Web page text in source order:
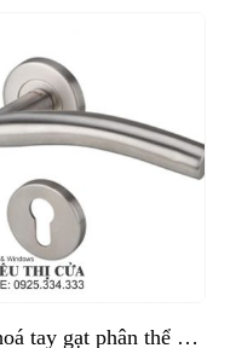
Khoá tay gạt phân thể Hafele KPT03